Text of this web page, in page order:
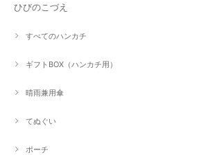
ひびのこづえ
すべてのハンカチ
ギフトBOX（ハンカチ用）
晴雨兼用傘
てぬぐい
ポーチ